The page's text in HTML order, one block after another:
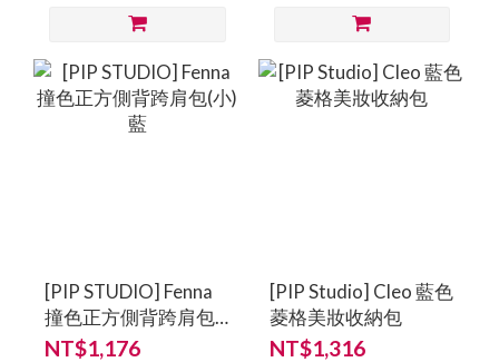
[PIP STUDIO] Fenna
撞色正方側背跨肩包
(小) 藍
NT$1,176
[PIP Studio] Cleo 藍色
菱格美妝收納包
NT$1,316